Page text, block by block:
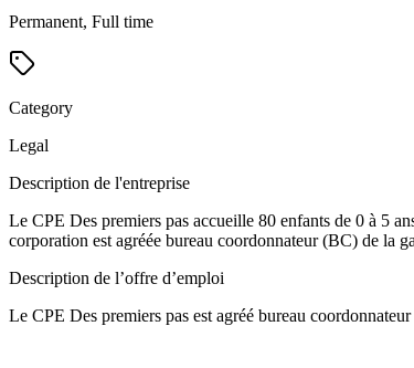
Permanent, Full time
Category
Legal
Description de l'entreprise
Le CPE Des premiers pas accueille 80 enfants de 0 à 5
corporation est agréée bureau coordonnateur (BC) de
Description de l’offre d’emploi
Le CPE Des premiers pas est agréé bureau